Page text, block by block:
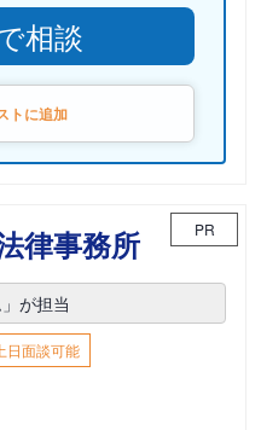
相談
トに追加
律事務所 PR
が担当
日面談可能